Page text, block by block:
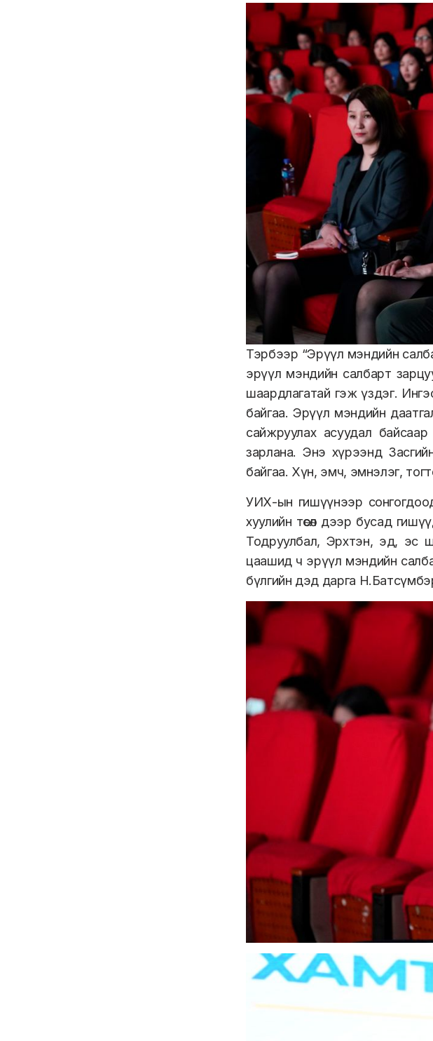
Тэрбээр “Эрүүл мэндийн
эрүүл мэндийн салбарт
шаардлагатай гэж үздэг.
байгаа. Эрүүл мэндийн
сайжруулах асуудал
зарлана. Энэ хүрээнд Засгийн
байгаа. Хүн, эмч, эмнэлэг,
УИХ-ын гишүүнээр
хуулийн төсөл дээр бусад
Тодруулбал, Эрхтэн, эд, эс
цаашид ч эрүүл мэндийн
бүлгийн дэд дарга